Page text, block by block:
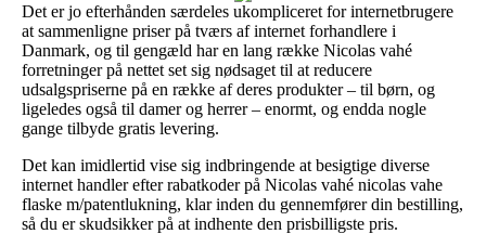
Det er jo efterhånden særdeles ukompliceret for internetbrugere
at sammenligne priser på tværs af internet forhandlere i
Danmark, og til gengæld har en lang række Nicolas vahé
forretninger på nettet set sig nødsaget til at reducere
udsalgspriserne på en række af deres produkter – til børn, og
ligeledes også til damer og herrer – enormt, og endda nogle
gange tilbyde gratis levering.
Det kan imidlertid vise sig indbringende at besigtige diverse
internet handler efter rabatkoder på Nicolas vahé nicolas vahe
flaske m/patentlukning, klar inden du gennemfører din bestilling,
så du er skudsikker på at indhente den prisbilligste pris.